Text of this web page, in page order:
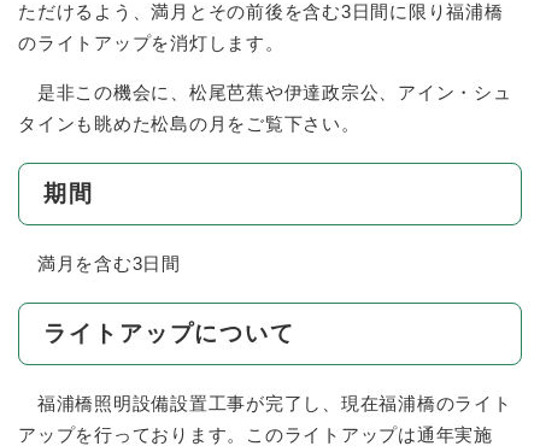
ただけるよう、満月とその前後を含む3日間に限り福浦橋
のライトアップを消灯します。
是非この機会に、松尾芭蕉や伊達政宗公、アイン・シュ
タインも眺めた松島の月をご覧下さい。
期間
満月を含む3日間
ライトアップについて
福浦橋照明設備設置工事が完了し、現在福浦橋のライト
アップを行っております。このライトアップは通年実施